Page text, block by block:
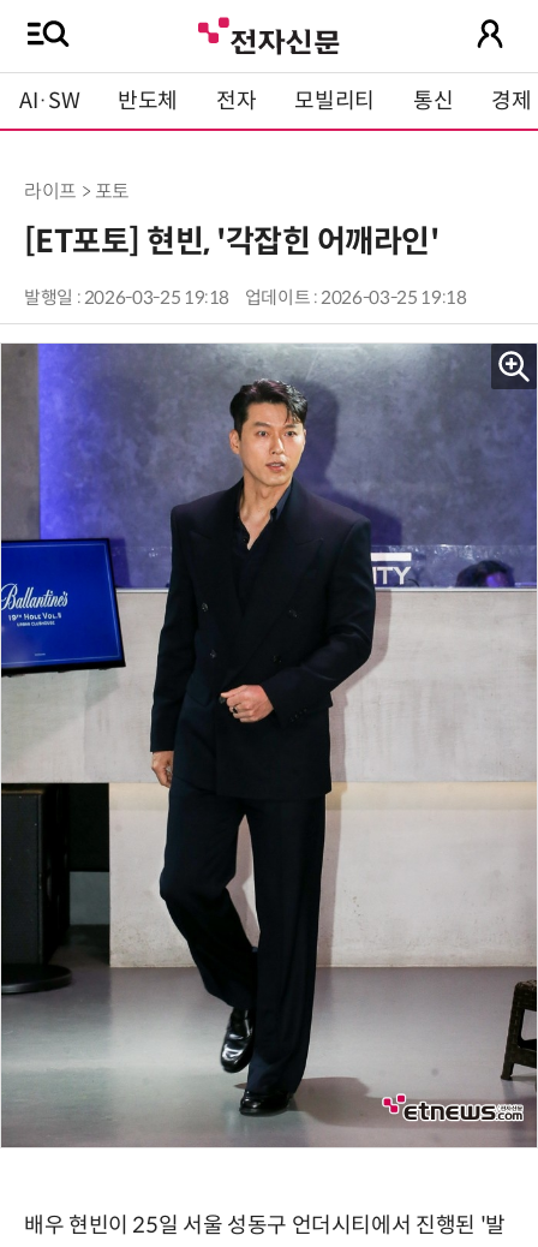
AI·SW 반도체 전자 모빌리티 통신 경제
라이프 > 포토
[ET포토] 현빈, '각잡힌 어깨라인'
발행일 : 2026-03-25 19:18 업데이트 : 2026-03-25 19:18
배우 현빈이 25일 서울 성동구 언더시티에서 진행된 '발